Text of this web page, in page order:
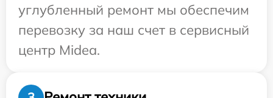
углубленный ремонт мы обеспечим
перевозку за наш счет в сервисный
центр Midea.